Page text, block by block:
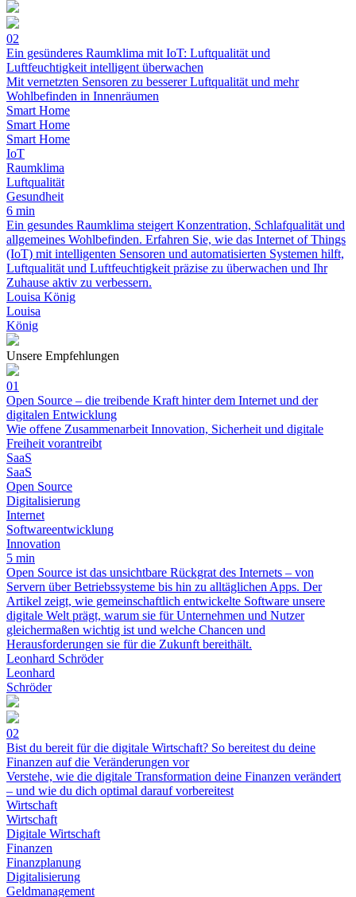
02
Ein gesünderes Raumklima mit IoT: Luftqualität und
Luftfeuchtigkeit intelligent überwachen
Mit vernetzten Sensoren zu besserer Luftqualität und mehr
Wohlbefinden in Innenräumen
Smart Home
Smart Home
Smart Home
IoT
Raumklima
Luftqualität
Gesundheit
6 min
Ein gesundes Raumklima steigert Konzentration, Schlafqualität und
allgemeines Wohlbefinden. Erfahren Sie, wie das Internet of Things
(IoT) mit intelligenten Sensoren und automatisierten Systemen hilft,
Luftqualität und Luftfeuchtigkeit präzise zu überwachen und Ihr
Zuhause aktiv zu verbessern.
Louisa König
Louisa
König
Unsere Empfehlungen
01
Open Source – die treibende Kraft hinter dem Internet und der
digitalen Entwicklung
Wie offene Zusammenarbeit Innovation, Sicherheit und digitale
Freiheit vorantreibt
SaaS
SaaS
Open Source
Digitalisierung
Internet
Softwareentwicklung
Innovation
5 min
Open Source ist das unsichtbare Rückgrat des Internets – von
Servern über Betriebssysteme bis hin zu alltäglichen Apps. Der
Artikel zeigt, wie gemeinschaftlich entwickelte Software unsere
digitale Welt prägt, warum sie für Unternehmen und Nutzer
gleichermaßen wichtig ist und welche Chancen und
Herausforderungen sie für die Zukunft bereithält.
Leonhard Schröder
Leonhard
Schröder
02
Bist du bereit für die digitale Wirtschaft? So bereitest du deine
Finanzen auf die Veränderungen vor
Verstehe, wie die digitale Transformation deine Finanzen verändert
– und wie du dich optimal darauf vorbereitest
Wirtschaft
Wirtschaft
Digitale Wirtschaft
Finanzen
Finanzplanung
Digitalisierung
Geldmanagement